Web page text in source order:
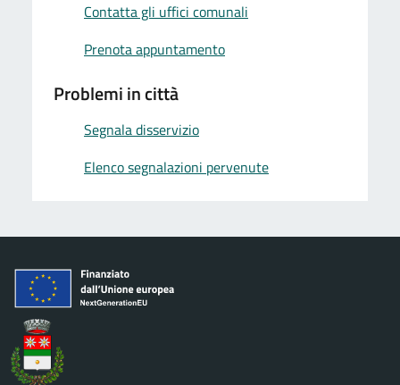
Contatta gli uffici comunali
Prenota appuntamento
Problemi in città
Segnala disservizio
Elenco segnalazioni pervenute